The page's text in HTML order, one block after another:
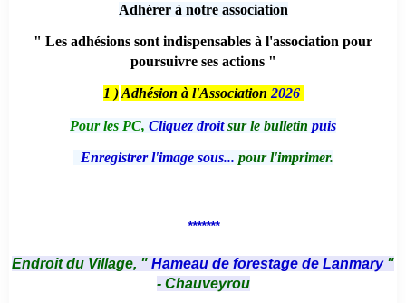
Adhérer à notre association
" Les adhésions sont indispensables à l'association pour
poursuivre ses actions "
1 )Adhésion à l'Association 2026
Pour les PC, Cliquez droitsur le bulletin puis
Enregistrer l'image sous... pour l'imprimer.
*******
Endroit du Village, " Hameau de forestage de Lanmary "
- Chauveyrou